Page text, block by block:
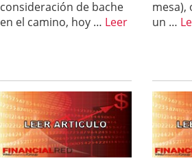
consideración de bache
en el camino, hoy … Leer
mesa),
un …